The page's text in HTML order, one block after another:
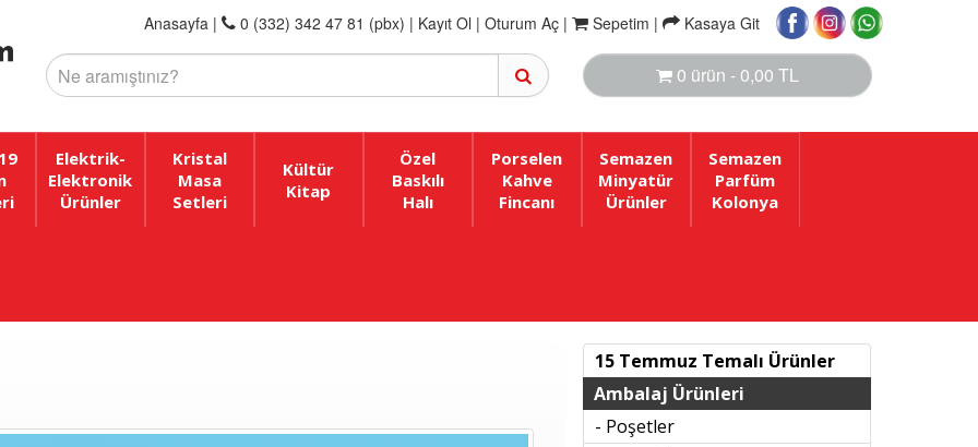
Anasayfa| 0 (332) 342 47 81 (pbx) | Kayıt Ol | Oturum Aç | Sepetim | Kasaya Git
0 ürün - 0,00 TL
Elektrik-
Elektronik
Ürünler
Kristal
Masa
Setleri
Kültür
Kitap
Özel
Baskılı
Halı
Porselen
Kahve
Fincanı
Semazen
Minyatür
Ürünler
Semazen
Parfüm
Kolonya
15 Temmuz Temalı Ürünler
Ambalaj Ürünleri
- Poşetler